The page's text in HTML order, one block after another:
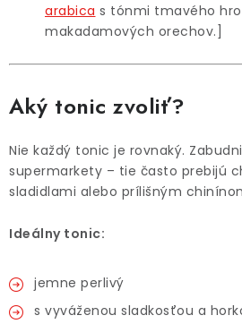
arabica s tónmi tmavého
makadamových orechov.]
Aký tonic zvoliť?
Nie každý tonic je rovnaký.
supermarkety – tie často prebijú
sladidlami alebo prílišným
Ideálny tonic:
jemne perlivý
s vyváženou sladkosťou a